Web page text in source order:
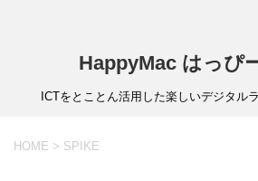
HappyMac はっぴ
ICTをとことん活用した楽しいデジタル
HOME > SPIKE